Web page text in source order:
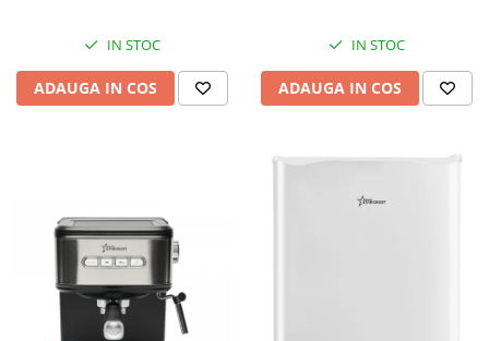
IN STOC
ADAUGA IN COS
IN STOC
ADAUGA IN COS